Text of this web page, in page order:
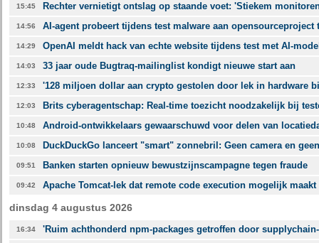
15:45 Rechter vernietigt ontslag op staande voet: 'Stiekem
14:56 AI-agent probeert tijdens test malware aan opensourceproject
14:29 OpenAI meldt hack van echte website tijdens test met AI-
14:03 33 jaar oude Bugtraq-mailinglist kondigt nieuwe start aan
12:33 '128 miljoen dollar aan crypto gestolen door lek in hardware
12:03 Brits cyberagentschap: Real-time toezicht noodzakelijk bij
10:48 Android-ontwikkelaars gewaarschuwd voor delen van
10:08 DuckDuckGo lanceert "smart" zonnebril: Geen camera en
09:51 Banken starten opnieuw bewustzijnscampagne tegen fraude
09:42 Apache Tomcat-lek dat remote code execution mogelijk
dinsdag 4 augustus 2026
16:34 'Ruim achthonderd npm-packages getroffen door